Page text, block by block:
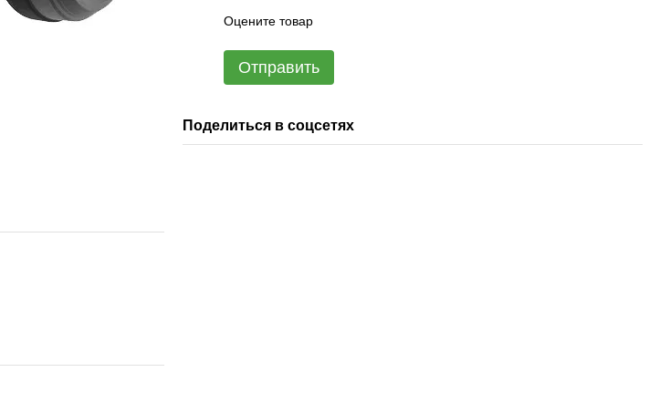
Оцените товар
Отправить
Поделиться в соцсетях